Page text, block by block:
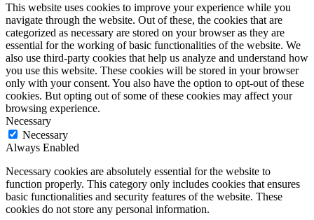
This website uses cookies to improve your experience while you
navigate through the website. Out of these, the cookies that are
categorized as necessary are stored on your browser as they are
essential for the working of basic functionalities of the website. We
also use third-party cookies that help us analyze and understand how
you use this website. These cookies will be stored in your browser
only with your consent. You also have the option to opt-out of these
cookies. But opting out of some of these cookies may affect your
browsing experience.
Necessary
Necessary
Always Enabled
Necessary cookies are absolutely essential for the website to
function properly. This category only includes cookies that ensures
basic functionalities and security features of the website. These
cookies do not store any personal information.